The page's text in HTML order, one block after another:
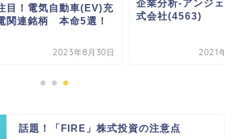
目！電気自動車(EV)充
関連銘柄 本命5選！
2023年8月30日
企業分析-アンジェ
式会社(4563)
2021年6
話題！「FIRE」株式投資の注意点